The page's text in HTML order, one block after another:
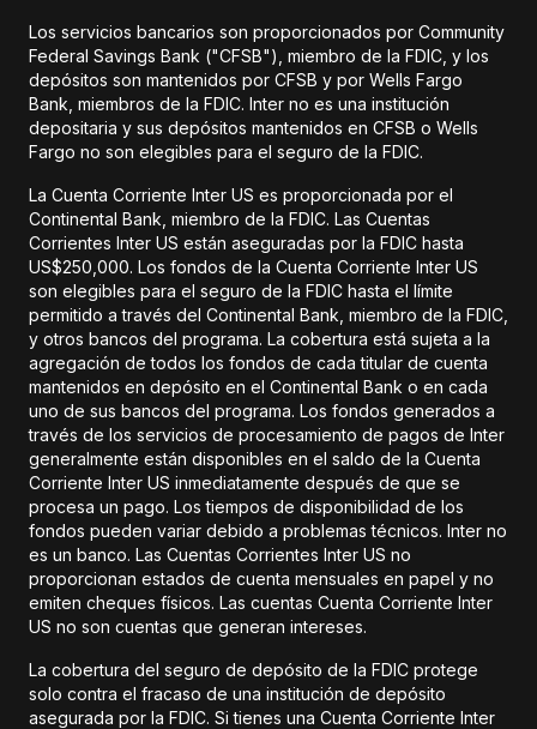
Los servicios bancarios son proporcionados por Community
Federal Savings Bank ("CFSB"), miembro de la FDIC, y los
depósitos son mantenidos por CFSB y por Wells Fargo
Bank, miembros de la FDIC. Inter no es una institución
depositaria y sus depósitos mantenidos en CFSB o Wells
Fargo no son elegibles para el seguro de la FDIC.
La Cuenta Corriente Inter US es proporcionada por el
Continental Bank, miembro de la FDIC. Las Cuentas
Corrientes Inter US están aseguradas por la FDIC hasta
US$250,000. Los fondos de la Cuenta Corriente Inter US
son elegibles para el seguro de la FDIC hasta el límite
permitido a través del Continental Bank, miembro de la FDIC,
y otros bancos del programa. La cobertura está sujeta a la
agregación de todos los fondos de cada titular de cuenta
mantenidos en depósito en el Continental Bank o en cada
uno de sus bancos del programa. Los fondos generados a
través de los servicios de procesamiento de pagos de Inter
generalmente están disponibles en el saldo de la Cuenta
Corriente Inter US inmediatamente después de que se
procesa un pago. Los tiempos de disponibilidad de los
fondos pueden variar debido a problemas técnicos. Inter no
es un banco. Las Cuentas Corrientes Inter US no
proporcionan estados de cuenta mensuales en papel y no
emiten cheques físicos. Las cuentas Cuenta Corriente Inter
US no son cuentas que generan intereses.
La cobertura del seguro de depósito de la FDIC protege
solo contra el fracaso de una institución de depósito
asegurada por la FDIC. Si tienes una Cuenta Corriente Inter